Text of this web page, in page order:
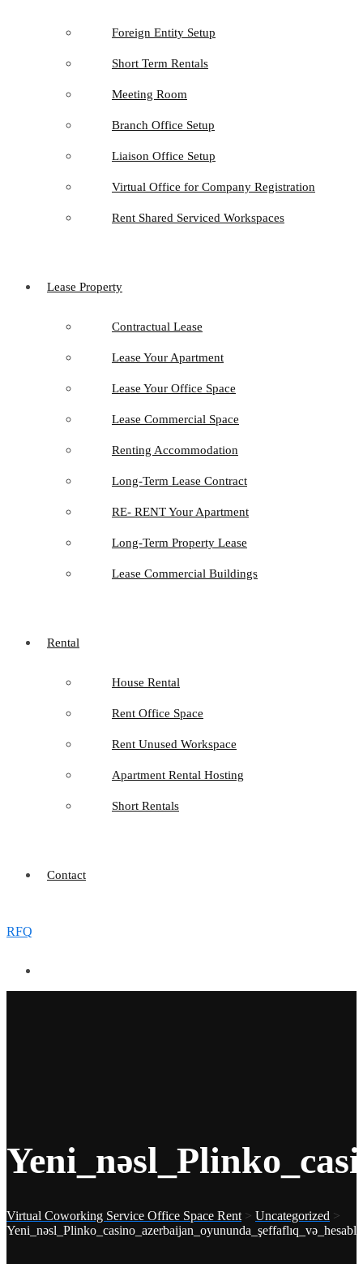
Foreign Entity Setup
Short Term Rentals
Meeting Room
Branch Office Setup
Liaison Office Setup
Virtual Office for Company Registration
Rent Shared Serviced Workspaces
Lease Property
Contractual Lease
Lease Your Apartment
Lease Your Office Space
Lease Commercial Space
Renting Accommodation
Long-Term Lease Contract
RE- RENT Your Apartment
Long-Term Property Lease
Lease Commercial Buildings
Rental
House Rental
Rent Office Space
Rent Unused Workspace
Apartment Rental Hosting
Short Rentals
Contact
RFQ
Virtual Coworking Service Office Space Rent > Uncategorized >